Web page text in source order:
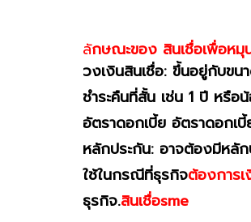
ลักษณะของ สินเชื่อเพื่อหมุ
วงเงินสินเชื่อ: ขึ้นอยู่กับขน
ชำระคืนที่สั้น เช่น 1 ปี หรือ
อัตราดอกเบี้ย อัตราดอกเ
หลักประกัน: อาจต้องมีหลั
ใช้ในกรณีที่ธุรกิจต้องการเ
ธุรกิจ.สินเชื่อsme